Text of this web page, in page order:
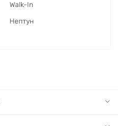
Walk-In
Нептун